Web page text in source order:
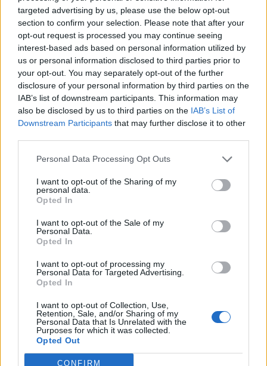
targeted advertising by us, please use the below opt-out
section to confirm your selection. Please note that after your
opt-out request is processed you may continue seeing
interest-based ads based on personal information utilized by
us or personal information disclosed to third parties prior to
your opt-out. You may separately opt-out of the further
disclosure of your personal information by third parties on the
IAB’s list of downstream participants. This information may
also be disclosed by us to third parties on the IAB’s List of
Downstream Participants that may further disclose it to other
Personal Data Processing Opt Outs
I want to opt-out of the Sharing of my
personal data.
Opted In
I want to opt-out of the Sale of my
Personal Data.
Opted In
I want to opt-out of processing my
Personal Data for Targeted Advertising.
Opted In
I want to opt-out of Collection, Use,
Retention, Sale, and/or Sharing of my
Personal Data that Is Unrelated with the
Purposes for which it was collected.
Opted Out
CONFIRM
Περιγραφή
Κεραμικό Φρεζάκι Μαύρο κοντό για Αφαίρεση Ακρυλικού, σε
σχήμα κυλίνδρου με οβάλ άκρο
Επιταχύνει τη διαδικασία της αφαίρεσης Ακρυλικού – εύκολα και
γρήγορα – χωρίς να καίει το νύχι.
Εξαιρετικής ποιότητας και αντοχής
Δεν ανεβάζει υψηλές θερμοκρασίες, καθαρίζεται και απολυμαίνεται.
Επαγγελματικά εργαλεία μανικιούρ και πεντικιούρ, κατάλληλα για
Ταιριάζουν σε όλους τους τροχούς νυχιών.
Αποστείρωση
Όλα τα φρεζάκια, αποστειρώνονται πάντα σε υψηλή θερμοκρασία.
κλίβανο υψηλής θερμοκρασίας.
Μην τα αποστειρώνετε σε UV καθώς δεν προσφέρει προστασία από
Η αποστείρωση είναι βασική και δε πρέπει να την αμελείτε ποτέ.
Ακολουθήστε τις οδηγίες του κατασκευαστή για τον αποστειρωτή ή
αποστείρωσης.
Επιπλέον πληροφορίες
ΙΔΙΟΤΗΤΕΣ